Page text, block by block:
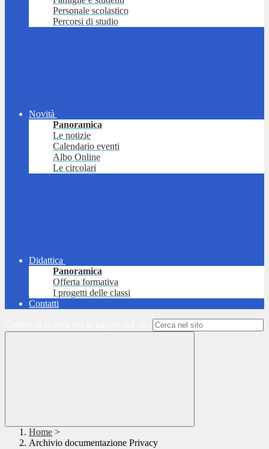
Personale scolastico
Percorsi di studio
Novità
Panoramica
Le notizie
Calendario eventi
Albo Online
Le circolari
Didattica
Panoramica
Offerta formativa
I progetti delle classi
Contatti
Home >
Archivio documentazione Privacy